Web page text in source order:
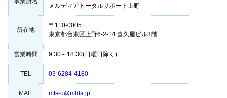
メルディアトータルサポート上野
所在地
〒110-0005
東京都台東区上野6-2-14 喜久屋ビル3階
営業時間 9:30～18:30(日曜日除く)
TEL 03-6284-4180
MAIL mts-u@mlda.jp